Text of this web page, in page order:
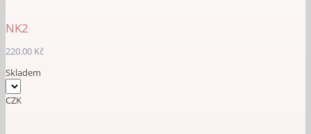
NK2
220.00 Kč
Skladem
CZK